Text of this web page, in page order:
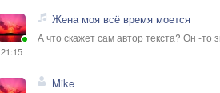
21:15
Жена моя всё время моется
А что скажет сам автор текста? Он -то
Mike